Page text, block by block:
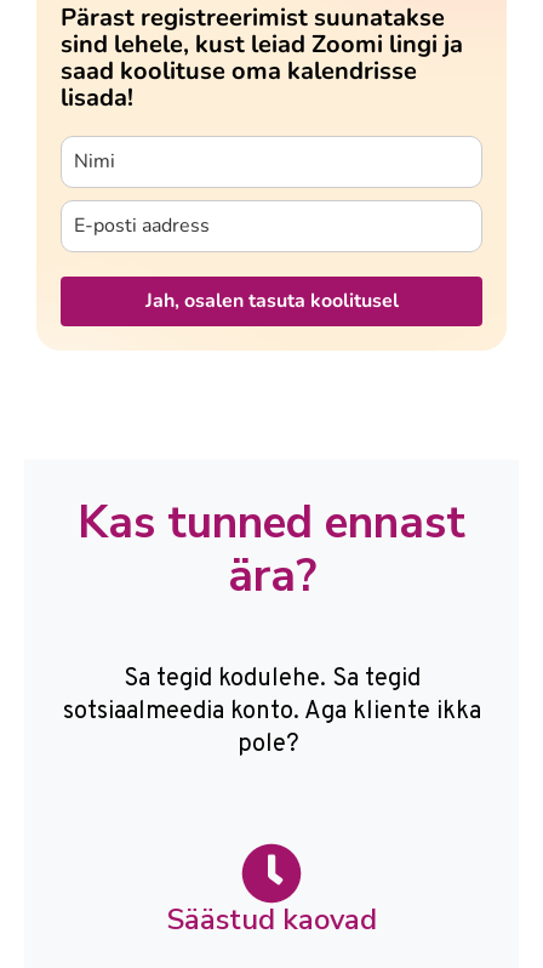
Pärast registreerimist suunatakse
sind lehele, kust leiad Zoomi lingi ja
saad koolituse oma kalendrisse
lisada!
Jah, osalen tasuta koolitusel
Kas tunned ennast
ära?
Sa tegid kodulehe. Sa tegid
sotsiaalmeedia konto. Aga kliente ikka
pole?
Säästud kaovad